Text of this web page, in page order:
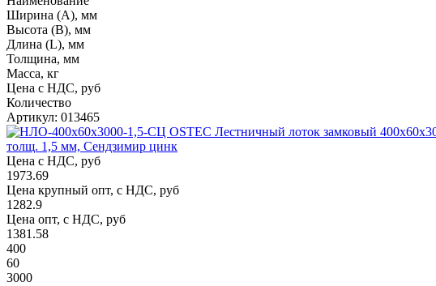
Ширина (А), мм
Высота (В), мм
Длина (L), мм
Толщина, мм
Масса, кг
Цена с НДС, руб
Количество
Артикул: 013465
толщ. 1,5 мм, Сендзимир цинк
Цена с НДС, руб
1973.69
Цена крупный опт, с НДС, руб
1282.9
Цена опт, с НДС, руб
1381.58
400
60
3000